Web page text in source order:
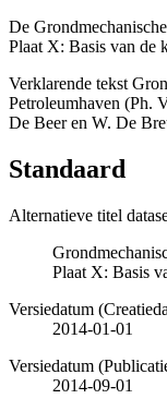
De
Plaat X: Basis van de
Verklarende tekst
Petroleumhaven (Ph.
De Beer en W. De
Standaard
Alternatieve titel
Plaat X: Basis
Versiedatum
2014-01-01
Versiedatum
2014-09-01